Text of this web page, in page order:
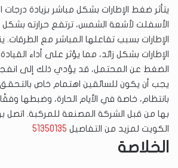
يتأثر ضغط الإطارات بشكل مباشر بزيادة درجات
الأسفلت لأشعة الشمس، ترتفع حرارته بشكل
الإطارات بسبب تفاعلها المباشر مع الطرقات.
الإطارات بشكل زائد، مما يؤثر على أداء
الضغط عن المحتمل، قد يؤدي ذلك إلى انفجار
يجب أن يكون للسائقين اهتمام خاص
بانتظام، خاصة في الأيام الحارة، وضبطها
بها من قبل الشركة المصنعة للمركبة. اتصل
الكويت لمزيد من التفاصيل 51350135
الخلاصة